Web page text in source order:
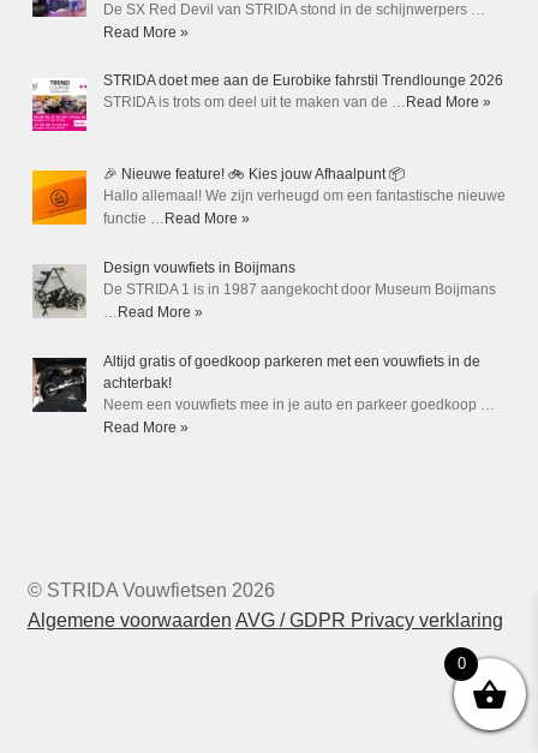
De SX Red Devil van STRIDA stond in de schijnwerpers …
Read More »
STRIDA doet mee aan de Eurobike fahrstil Trendlounge 2026
STRIDA is trots om deel uit te maken van de … Read More »
🎉 Nieuwe feature! 🚲 Kies jouw Afhaalpunt 📦
Hallo allemaal! We zijn verheugd om een fantastische nieuwe
functie … Read More »
Design vouwfiets in Boijmans
De STRIDA 1 is in 1987 aangekocht door Museum Boijmans
… Read More »
Altijd gratis of goedkoop parkeren met een vouwfiets in de
achterbak!
Neem een vouwfiets mee in je auto en parkeer goedkoop …
Read More »
© STRIDA Vouwfietsen 2026
Algemene voorwaarden AVG / GDPR Privacy verklaring
0